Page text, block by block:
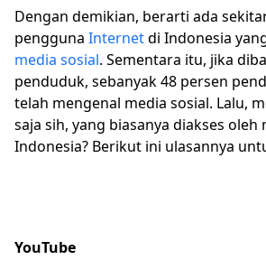
Dengan demikian, berarti ada
pengguna Internetdi Indonesia
media sosial. Sementara itu, jika
penduduk, sebanyak 48 persen
telah mengenal media sosial. Lalu,
saja sih, yang biasanya diakses oleh
Indonesia? Berikut ini ulasannya
YouTube